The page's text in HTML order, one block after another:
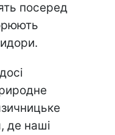
посеред
де наші